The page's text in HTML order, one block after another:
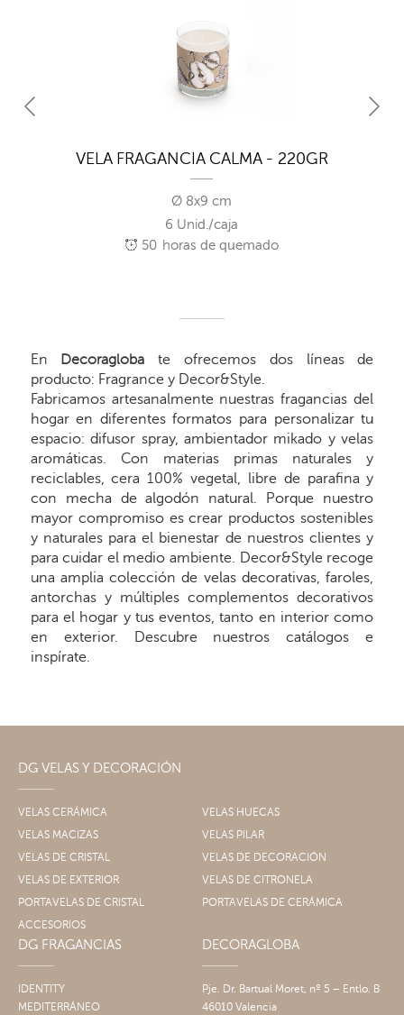
VELA FRAGANCIA CALMA - 220GR
Ø 8x9 cm
6 Unid./caja
50 horas de quemado
En Decoragloba te ofrecemos dos líneas de
producto: Fragrance y Decor&Style.
Fabricamos artesanalmente nuestras fragancias del
hogar en diferentes formatos para personalizar tu
espacio: difusor spray, ambientador mikado y velas
aromáticas. Con materias primas naturales y
reciclables, cera 100% vegetal, libre de parafina y
con mecha de algodón natural. Porque nuestro
mayor compromiso es crear productos sostenibles
y naturales para el bienestar de nuestros clientes y
para cuidar el medio ambiente. Decor&Style recoge
una amplia colección de velas decorativas, faroles,
antorchas y múltiples complementos decorativos
para el hogar y tus eventos, tanto en interior como
en exterior. Descubre nuestros catálogos e
inspírate.
DG VELAS Y DECORACIÓN
VELAS CERÁMICA
VELAS HUECAS
VELAS MACIZAS
VELAS PILAR
VELAS DE CRISTAL
VELAS DE DECORACIÓN
VELAS DE EXTERIOR
VELAS DE CITRONELA
PORTAVELAS DE CRISTAL
PORTAVELAS DE CERÁMICA
ACCESORIOS
DG FRAGANCIAS
IDENTITY
MEDITERRÁNEO
DECORAGLOBA
Pje. Dr. Bartual Moret, nº 5 – Entlo. B
46010 Valencia